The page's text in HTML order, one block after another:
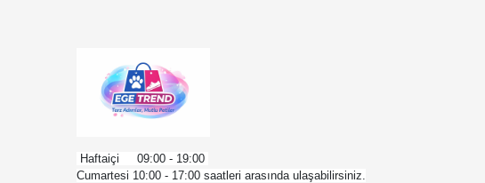
Haftaiçi 09:00 - 19:00
Cumartesi 10:00 - 17:00 saatleri arasında ulaşabilirsiniz.